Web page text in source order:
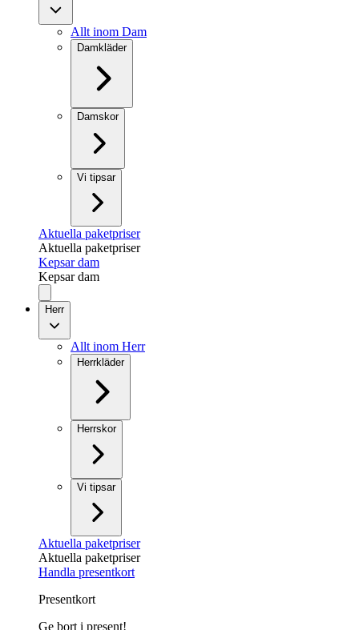
Allt inom Dam
Damkläder
Damskor
Vi tipsar
Aktuella paketpriser
Aktuella paketpriser
Kepsar dam
Kepsar dam
Herr
Allt inom Herr
Herrkläder
Herrskor
Vi tipsar
Aktuella paketpriser
Aktuella paketpriser
Handla presentkort
Presentkort
Ge bort i present!